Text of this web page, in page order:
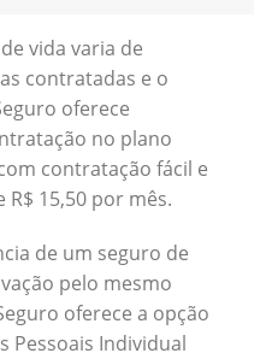
vida varia de
contratadas e o
oferece
no plano
contratação fácil e
15,50 por mês.
de um seguro de
pelo mesmo
oferece a opção
Pessoais Individual